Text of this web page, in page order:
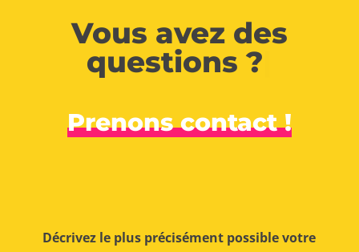
Vous avez des
questions ?
Prenons contact !
Décrivez le plus précisément possible votre